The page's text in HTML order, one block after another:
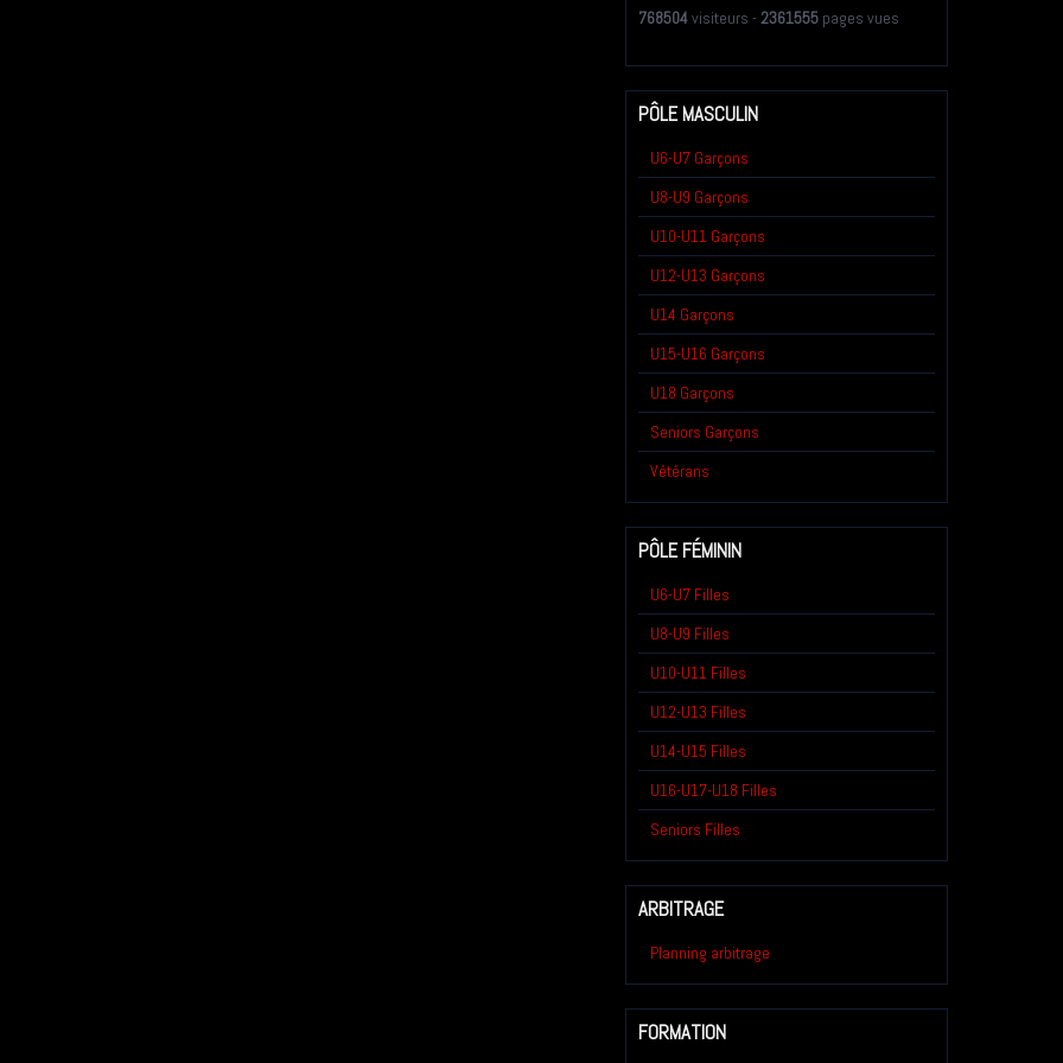
768504visiteurs -2361555pages vues
PÔLE MASCULIN
U6-U7 Garçons
U8-U9 Garçons
U10-U11 Garçons
U12-U13 Garçons
U14 Garçons
U15-U16 Garçons
U18 Garçons
Seniors Garçons
Vétérans
PÔLE FÉMININ
U6-U7 Filles
U8-U9 Filles
U10-U11 Filles
U12-U13 Filles
U14-U15 Filles
U16-U17-U18 Filles
Seniors Filles
ARBITRAGE
Planning arbitrage
FORMATION